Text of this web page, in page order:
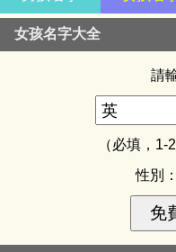
女孩名字大全
請
（必填，1-
性別：